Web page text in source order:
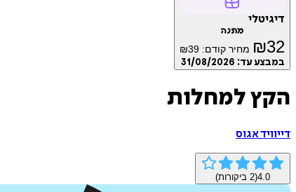
דיגיטלי
מתנה
₪32 מחיר קודם: ₪39
במבצע עד: 31/08/2026
הקץ למחלות
דייוויד אגוס
4.0
(
2 ביקורות)